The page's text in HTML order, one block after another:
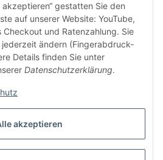
akzeptieren“ gestatten Sie den
auf unserer Website: YouTube,
Checkout und Ratenzahlung. Sie
jederzeit ändern (Fingerabdruck-
Details finden Sie unter
Datenschutzerklärung.
akzeptieren
gesetzlicher USt., zzgl.